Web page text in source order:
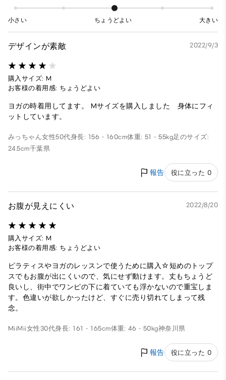
小さい ちょうどよい 大きい
デザインが素敵 2022/9/3
購入サイズ: M
お客様の着用感: ちょうどよい
ヨガの時着用してます。 Mサイズを購入しました 身体にフィ
ットしています。
みっちゃん女性50代身長: 156 - 160cm体重: 51 - 55kg足のサイズ:
24.5cm千葉県
報告 役に立った 0
お腹が見えにくい 2022/8/20
購入サイズ: M
お客様の着用感: ちょうどよい
ピラティスやヨガのレッスンで使うために購入☆短めのトップ
スでもお腹が出にくいので、気にせず動けます。丈もちょうど
良いし、街中でワンピの下に着ていても浮かないので重宝しま
す。色違いが欲しかったけど、すぐに売り切れてしまって残
念。
MiiMii女性30代身長: 161 - 165cm体重: 46 - 50kg神奈川県
報告 役に立った 0